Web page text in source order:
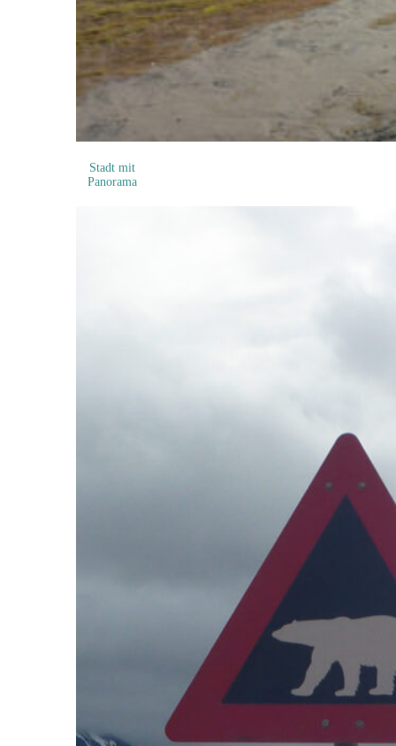
Stadt mit
Panorama